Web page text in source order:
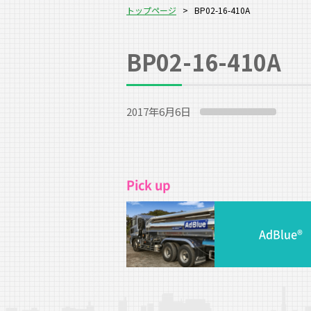
トップページ > BP02-16-410A
BP02-16-410A
2017年6月6日
Pick up
AdBlue®